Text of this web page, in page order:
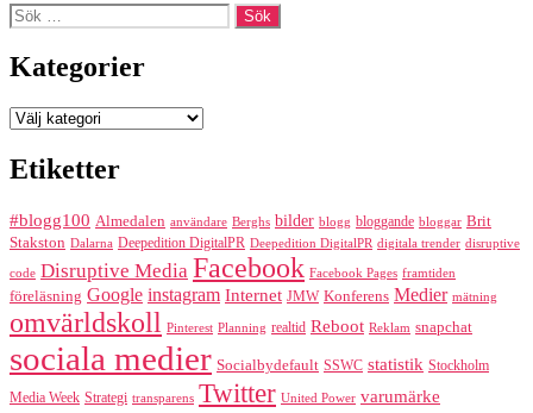
Sök
efter:
Kategorier
Kategorier
Etiketter
#blogg100 Almedalen användare Berghs bilder blogg bloggande bloggar Brit
Stakston Dalarna Deepedition DigitalPR Deepedition DigitalPR digitala trender disruptive
code Disruptive Media Facebook Facebook Pages framtiden
föreläsning Google instagram Internet JMW Konferens Medier mätning
omvärldskoll Pinterest Planning realtid Reboot Reklam snapchat
sociala medier Socialbydefault SSWC statistik Stockholm
Media Week Strategi transparens Twitter United Power varumärke